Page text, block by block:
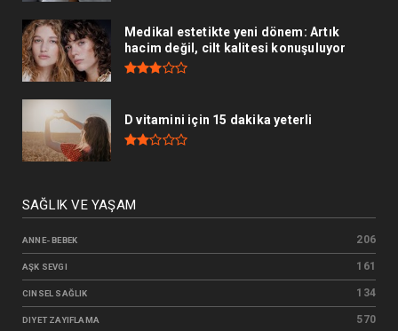
Medikal estetikte yeni dönem: Artık
hacim değil, cilt kalitesi konuşuluyor
D vitamini için 15 dakika yeterli
SAĞLIK VE YAŞAM
ANNE- BEBEK 206
AŞK SEVGI 161
CINSEL SAĞLIK 134
DIYET ZAYIFLAMA 570